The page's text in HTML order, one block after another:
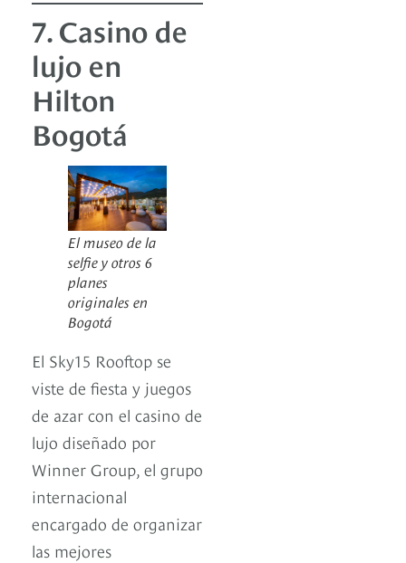
7. Casino de
lujo en
Hilton
Bogotá
El museo de la
selfie y otros 6
planes
originales en
Bogotá
El Sky15 Rooftop se
viste de fiesta y juegos
de azar con el casino de
lujo diseñado por
Winner Group, el grupo
internacional
encargado de organizar
las mejores